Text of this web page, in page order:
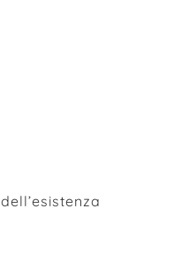
dell’esistenza